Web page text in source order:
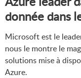
donnée dans
Microsoft est le
nous le montre le
solutions mise à
Azure.